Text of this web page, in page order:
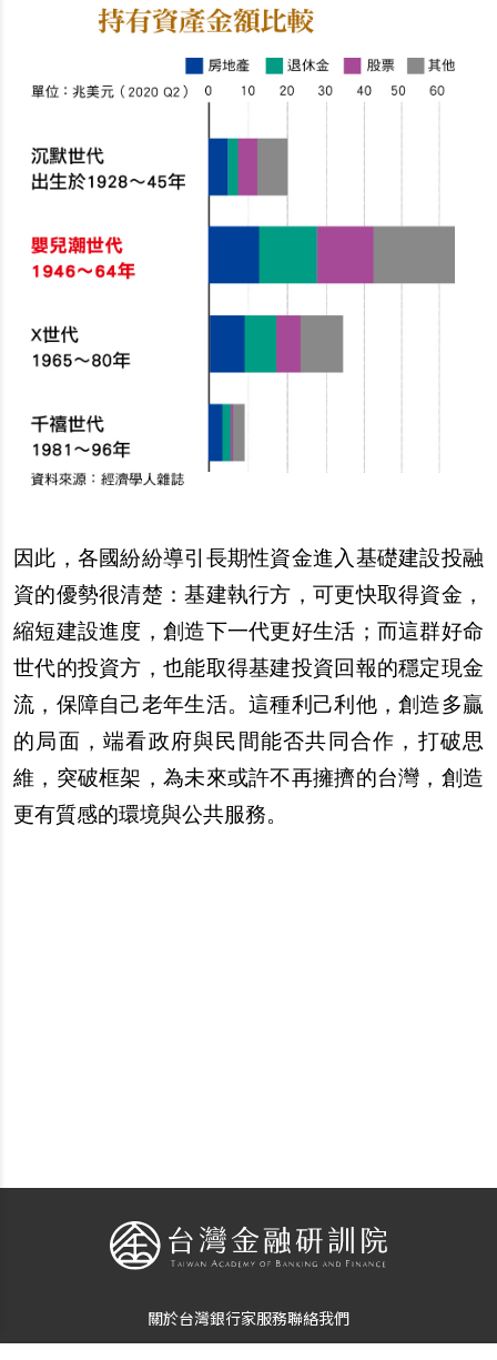
因此，各國紛紛導引長期性資金進入基礎建設投融
資的優勢很清楚：基建執行方，可更快取得資金，
縮短建設進度，創造下一代更好生活；而這群好命
世代的投資方，也能取得基建投資回報的穩定現金
流，保障自己老年生活。這種利己利他，創造多贏
的局面，端看政府與民間能否共同合作，打破思
維，突破框架，為未來或許不再擁擠的台灣，創造
更有質感的環境與公共服務。
關於台灣銀行家服務聯絡我們